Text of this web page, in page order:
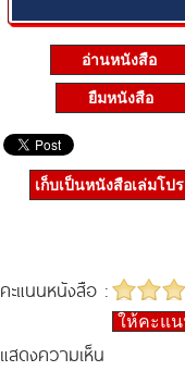
อ่านหนังสือ
ยืมหนังสือ
เก็บเป็นหนังสือเล่มโป
คะแนนหนังสือ :
ให้คะแ
แสดงความเห็น